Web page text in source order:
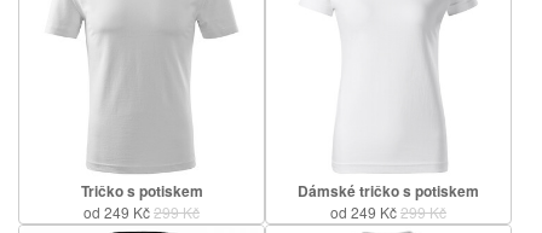
Tričko s potiskem
od 249 Kč299 Kč
Dámské tričko s potiskem
od 249 Kč299 Kč